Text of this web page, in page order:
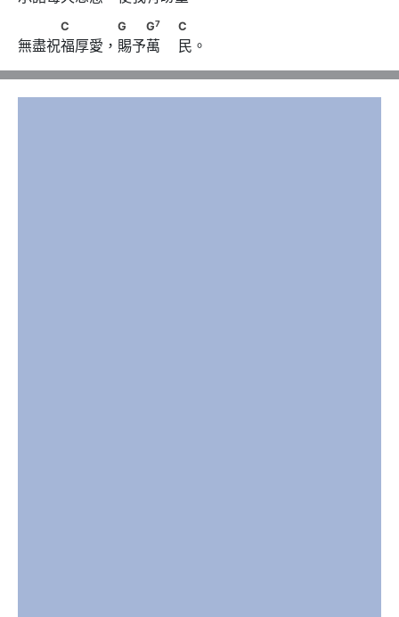
C　　　 G　　G
C
C G G7 C
無盡祝福厚愛，賜予萬    民。